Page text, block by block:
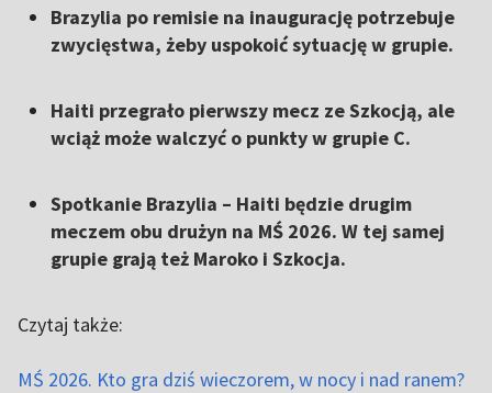
Brazylia po remisie na inaugurację potrzebuje
zwycięstwa, żeby uspokoić sytuację w grupie.
Haiti przegrało pierwszy mecz ze Szkocją, ale
wciąż może walczyć o punkty w grupie C.
Spotkanie Brazylia – Haiti będzie drugim
meczem obu drużyn na MŚ 2026. W tej samej
grupie grają też Maroko i Szkocja.
Czytaj także:
MŚ 2026. Kto gra dziś wieczorem, w nocy i nad ranem?